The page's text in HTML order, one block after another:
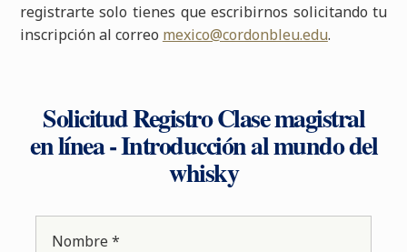
registrarte solo tienes que escribirnos solicitando tu
inscripción al correo mexico@cordonbleu.edu.
Solicitud Registro Clase magistral
en línea - Introducción al mundo del
whisky
Nombre *